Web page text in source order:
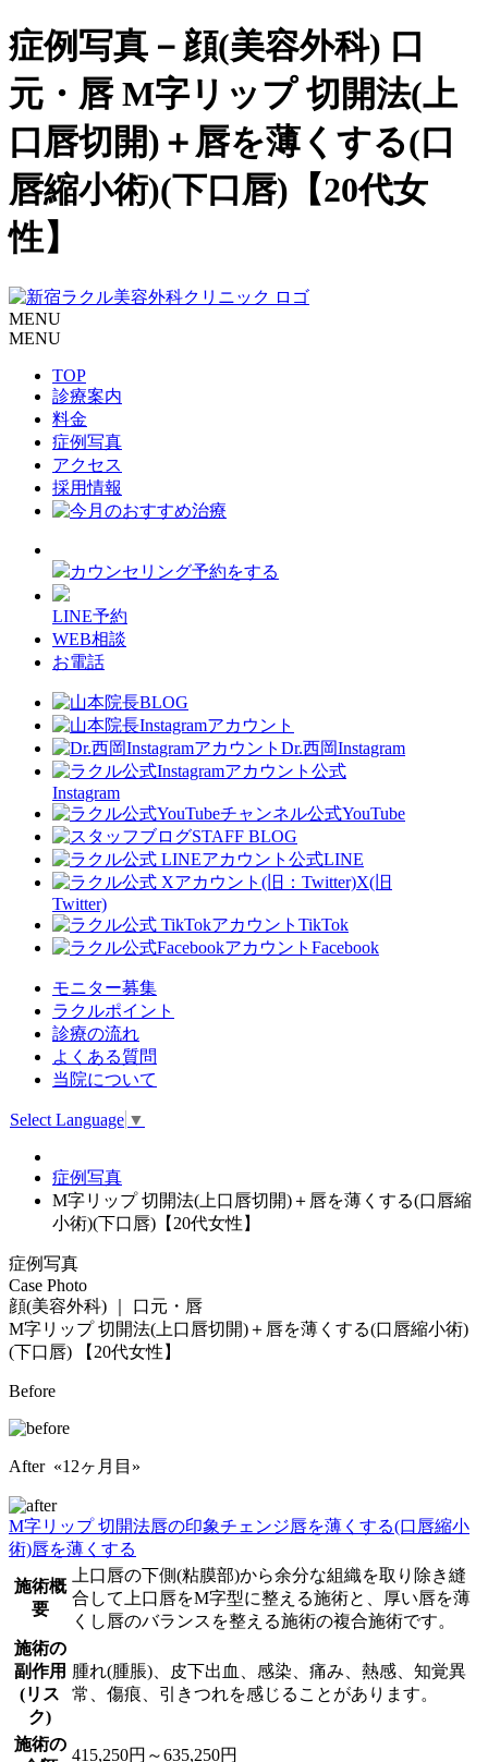
症例写真－顔(美容外科) 口
元・唇 M字リップ 切開法(上
口唇切開)＋唇を薄くする(口
唇縮小術)(下口唇)【20代女
性】
MENU
MENU
TOP
診療案内
料金
症例写真
アクセス
採用情報
カウンセリング予約をする
LINE予約
WEB相談
お電話
Dr.西岡Instagram
公式
Instagram
公式YouTube
STAFF BLOG
公式LINE
X(旧
Twitter)
TikTok
Facebook
モニター募集
ラクルポイント
診療の流れ
よくある質問
当院について
Select Language ▼
症例写真
M字リップ 切開法(上口唇切開)＋唇を薄くする(口唇縮
小術)(下口唇)【20代女性】
症例写真
Case Photo
顔(美容外科) ｜ 口元・唇
M字リップ 切開法(上口唇切開)＋唇を薄くする(口唇縮小術)
(下口唇)
【20代女性】
Before
After «12ヶ月目»
M字リップ 切開法唇の印象チェンジ唇を薄くする(口唇縮小
術)唇を薄くする
施術概
要
上口唇の下側(粘膜部)から余分な組織を取り除き縫
合して上口唇をM字型に整える施術と、厚い唇を薄
くし唇のバランスを整える施術の複合施術です。
施術の
副作用
(リス
ク)
腫れ(腫脹)、皮下出血、感染、痛み、熱感、知覚異
常、傷痕、引きつれを感じることがあります。
施術の
415,250円～635,250円